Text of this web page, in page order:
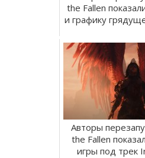
the Fallen
и графику
Авторы
the Fallen
игры под трек